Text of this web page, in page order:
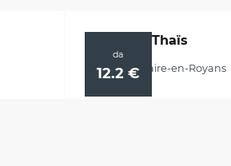
da
12.2 €
Grotte de Thaïs
Saint-Nazaire-en-Royans